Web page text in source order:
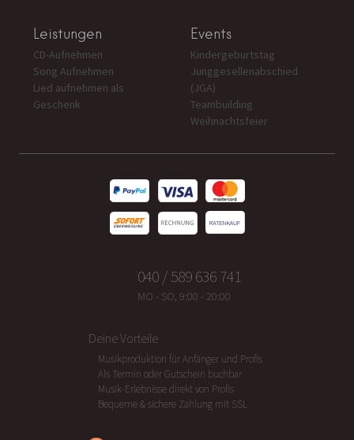
Leistungen
CD-Aufnehmen
Song Aufnehmen
Lied aufnehmen als
Geschenk
Events
Kindergeburtstag
Junggesellenabschied
(JGA)
Teambuilding
Weihnachtsfeier
040 / 589 636 741
MO - SO, 9:00 - 20:00
Deine Vorteile
Musikproduktion für Anfänger und Profis
Als Termin oder Gutschein buchbar
Musik-Erlebnisse direkt von Profis
Bequeme & sichere Zahlung mit SSL